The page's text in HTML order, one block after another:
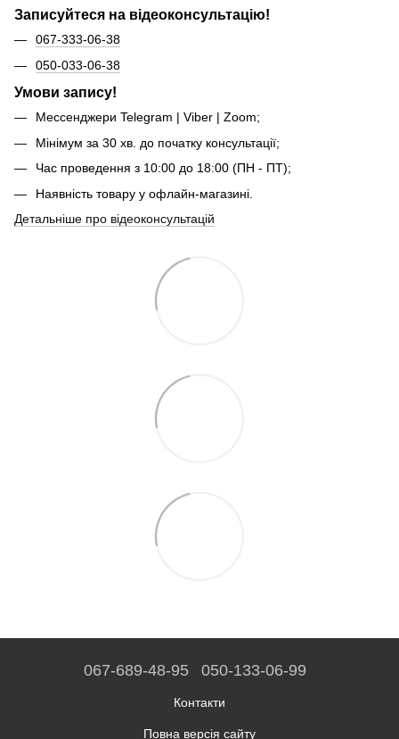
Записуйтеся на відеоконсультацію!
067-333-06-38
050-033-06-38
Умови запису!
Мессенджери Telegram | Viber | Zoom;
Мінімум за 30 хв. до початку консультації;
Час проведення з 10:00 до 18:00 (ПН - ПТ);
Наявність товару у офлайн-магазині.
Детальніше про відеоконсультацій
067-689-48-95 050-133-06-99
Контакти
Повна версія сайту